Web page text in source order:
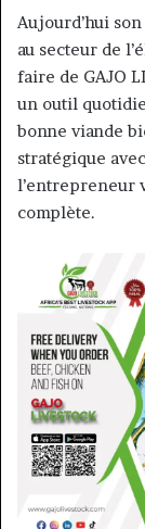
Aujourd’hui
au secteur de
faire de GAJO
un outil
bonne viande
stratégique
l’entrepreneur
complète.